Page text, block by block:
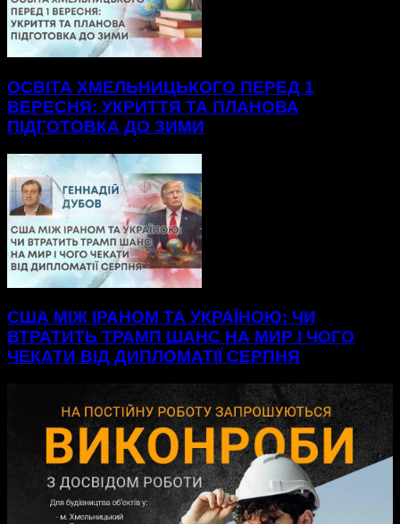
ОСВІТА ХМЕЛЬНИЦЬКОГО ПЕРЕД 1
ВЕРЕСНЯ: УКРИТТЯ ТА ПЛАНОВА
ПІДГОТОВКА ДО ЗИМИ
США МІЖ ІРАНОМ ТА УКРАЇНОЮ: ЧИ
ВТРАТИТЬ ТРАМП ШАНС НА МИР І ЧОГО
ЧЕКАТИ ВІД ДИПЛОМАТІЇ СЕРПНЯ